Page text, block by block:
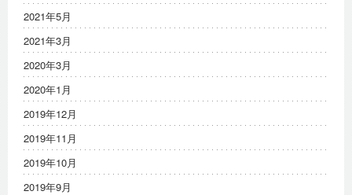
2021年5月
2021年3月
2020年3月
2020年1月
2019年12月
2019年11月
2019年10月
2019年9月